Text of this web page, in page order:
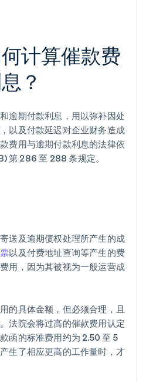
计算催款费
？
逾期付款利息，用以弥补因处
以及付款延迟对企业财务造成
费用与逾期付款利息的法律依
第 286 至 288 条规定。
送及逾期债权处理所产生的成
以及付费地址查询等产生的费
用，因为其被视为一般运营成
的具体金额，但必须合理，且
法院会将过高的催款费用认定
函的标准费用约为 2.50 至 5
生了相应更高的工作量时，才